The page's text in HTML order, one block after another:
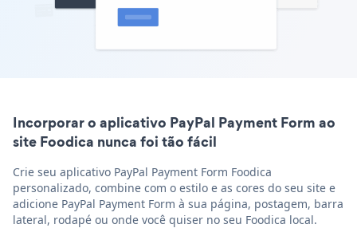
Incorporar o aplicativo PayPal Payment Form ao
site Foodica nunca foi tão fácil
Crie seu aplicativo PayPal Payment Form Foodica
personalizado, combine com o estilo e as cores do seu site e
adicione PayPal Payment Form à sua página, postagem, barra
lateral, rodapé ou onde você quiser no seu Foodica local.